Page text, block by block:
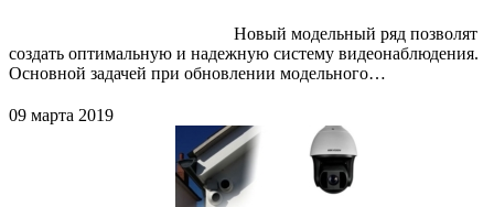
Новый модельный ряд позволят
создать оптимальную и надежную систему видеонаблюдения.
Основной задачей при обновлении модельного…
09 марта 2019